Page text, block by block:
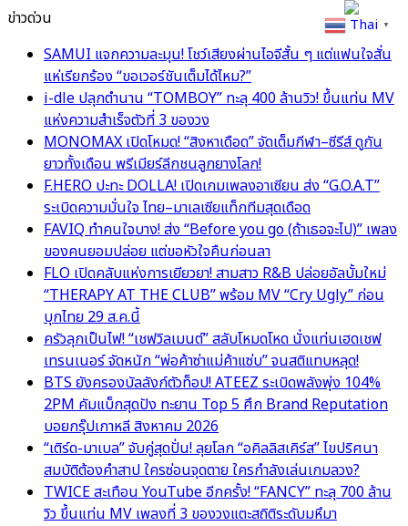
ข่าวด่วน
SAMUI แจกความละมุน! โชว์เสียงผ่านไอจีสั้น ๆ แต่แฟนใจสั่น
แห่เรียกร้อง “ขอเวอร์ชันเต็มได้ไหม?”
i-dle ปลุกตำนาน “TOMBOY” ทะลุ 400 ล้านวิว! ขึ้นแท่น MV
แห่งความสำเร็จตัวที่ 3 ของวง
MONOMAX เปิดโหมด! “สิงหาเดือด” จัดเต็มกีฬา–ซีรีส์ ดูกัน
ยาวทั้งเดือน พรีเมียร์ลีกชนลูกยางโลก!
F.HERO ปะทะ DOLLA! เปิดเกมเพลงอาเซียน ส่ง “G.O.A.T”
ระเบิดความมั่นใจ ไทย–มาเลเซียแท็กทีมสุดเดือด
FAVIQ ทำคนใจบาง! ส่ง “Before you go (ถ้าเธอจะไป)” เพลง
ของคนยอมปล่อย แต่ขอหัวใจคืนก่อนลา
FLO เปิดคลับแห่งการเยียวยา! สามสาว R&B ปล่อยอัลบั้มใหม่
“THERAPY AT THE CLUB” พร้อม MV “Cry Ugly” ก่อน
บุกไทย 29 ส.ค.นี้
ครัวลุกเป็นไฟ! “เชฟวิลเมนต์” สลับโหมดโหด นั่งแท่นเฮดเชฟ
เทรนเนอร์ จัดหนัก “พ่อค้าซ่าแม่ค้าแซ่บ” จนสติแทบหลุด!
BTS ยังครองบัลลังก์ตัวท็อป! ATEEZ ระเบิดพลังพุ่ง 104%
2PM คัมแบ็กสุดปัง ทะยาน Top 5 ศึก Brand Reputation
บอยกรุ๊ปเกาหลี สิงหาคม 2026
“เติร์ด-มาเบล” จับคู่สุดปั่น! ลุยโลก “อคิลลิสเคิร์ส” ไขปริศนา
สมบัติต้องคำสาป ใครซ่อนจุดตาย ใครกำลังเล่นเกมลวง?
TWICE สะเทือน YouTube อีกครั้ง! “FANCY” ทะลุ 700 ล้าน
วิว ขึ้นแท่น MV เพลงที่ 3 ของวงแตะสถิติระดับมหึมา
Thai ▼